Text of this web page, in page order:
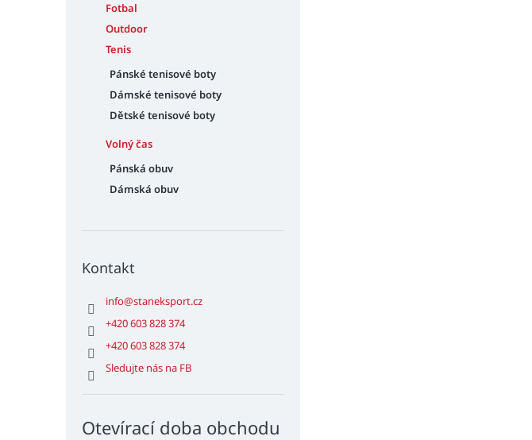
Fotbal
Outdoor
Tenis
Pánské tenisové boty
Dámské tenisové boty
Dětské tenisové boty
Volný čas
Pánská obuv
Dámská obuv
Kontakt
info@staneksport.cz
+420 603 828 374
+420 603 828 374
Sledujte nás na FB
Otevírací doba obchodu